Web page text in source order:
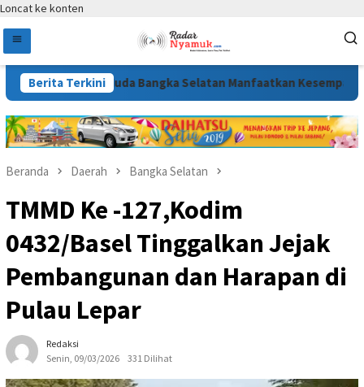
Loncat ke konten
Berita Terkini
Muda Bangka Selatan Manfaatkan Kesempatan
Beranda Daerah Bangka Selatan
TMMD Ke -127,Kodim
0432/Basel Tinggalkan Jejak
Pembangunan dan Harapan di
Pulau Lepar
Redaksi
Senin, 09/03/2026
331 Dilihat